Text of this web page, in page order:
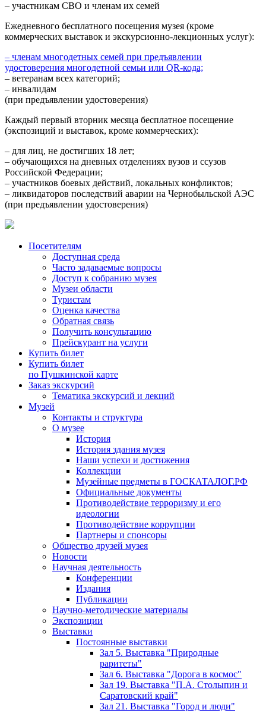
– участникам СВО и членам их семей
Ежедневного бесплатного посещения музея (кроме
коммерческих выставок и экскурсионно-лекционных услуг):
– членам многодетных семей при предъявлении
удостоверения многодетной семьи или QR-кода;
– ветеранам всех категорий;
– инвалидам
(при предъявлении удостоверения)
Каждый первый вторник месяца бесплатное посещение
(экспозиций и выставок, кроме коммерческих):
– для лиц, не достигших 18 лет;
– обучающихся на дневных отделениях вузов и ссузов
Российской Федерации;
– участников боевых действий, локальных конфликтов;
– ликвидаторов последствий аварии на Чернобыльской АЭС
(при предъявлении удостоверения)
Посетителям
Доступная среда
Часто задаваемые вопросы
Доступ к собранию музея
Музеи области
Туристам
Оценка качества
Обратная связь
Получить консультацию
Прейскурант на услуги
Купить билет
Купить билет
по Пушкинской карте
Заказ экскурсий
Тематика экскурсий и лекций
Музей
Контакты и структура
О музее
История
История здания музея
Наши успехи и достижения
Коллекции
Музейные предметы в ГОСКАТАЛОГ.РФ
Официальные документы
Противодействие терроризму и его
идеологии
Противодействие коррупции
Партнеры и спонсоры
Общество друзей музея
Новости
Научная деятельность
Конференции
Издания
Публикации
Научно-методические материалы
Экспозиции
Выставки
Постоянные выставки
Зал 5. Выставка "Природные
раритеты"
Зал 6. Выставка "Дорога в космос"
Зал 19. Выставка "П.А. Столыпин и
Саратовский край"
Зал 21. Выставка "Город и люди"